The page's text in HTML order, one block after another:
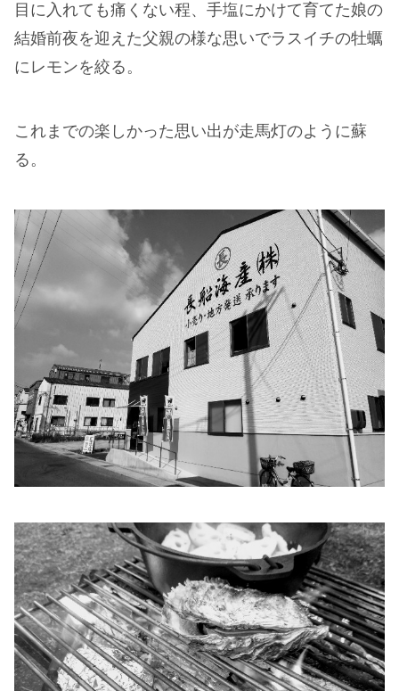
目に入れても痛くない程、手塩にかけて育てた娘の
結婚前夜を迎えた父親の様な思いでラスイチの牡蠣
にレモンを絞る。
これまでの楽しかった思い出が走馬灯のように蘇
る。